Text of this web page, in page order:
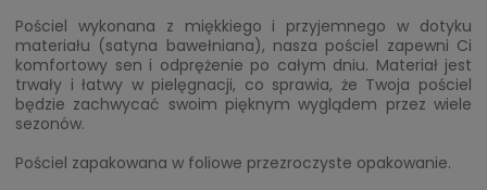
Pościel wykonana z miękkiego i przyjemnego w dotyku
materiału (satyna bawełniana), nasza pościel zapewni Ci
komfortowy sen i odprężenie po całym dniu. Materiał jest
trwały i łatwy w pielęgnacji, co sprawia, że Twoja pościel
będzie zachwycać swoim pięknym wyglądem przez wiele
sezonów.
Pościel zapakowana w foliowe przezroczyste opakowanie.